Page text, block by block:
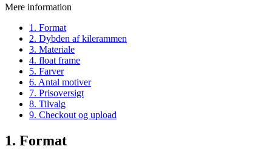
Mere information
1. Format
2. Dybden af kilerammen
3. Materiale
4. float frame
5. Farver
6. Antal motiver
7. Prisoversigt
8. Tilvalg
9. Checkout og upload
1. Format